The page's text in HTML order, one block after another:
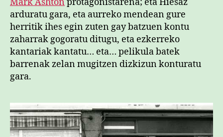
Mark Ashton protagonistarena; eta Hiesaz
arduratu gara, eta aurreko mendean gure
herritik ihes egin zuten gay batzuen kontu
zaharrak gogoratu ditugu, eta ezkerreko
kantariak kantatu… eta… pelikula batek
barrenak zelan mugitzen dizkizun konturatu
gara.